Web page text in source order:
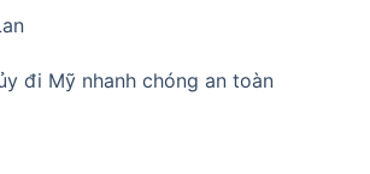
đi Mỹ nhanh chóng an toàn